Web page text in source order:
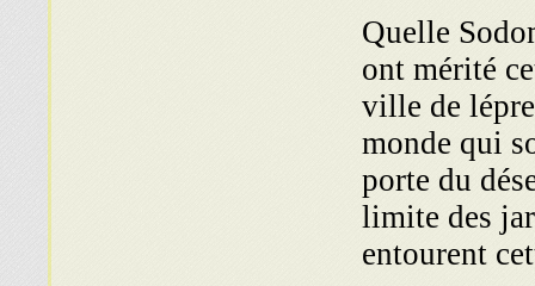
Quelle
ont mérité
ville de
monde qui
porte du
limite des
entourent